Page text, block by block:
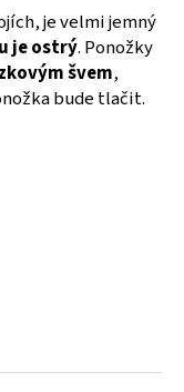
je velmi jemný
je ostrý. Ponožky
švem,
bude tlačit.